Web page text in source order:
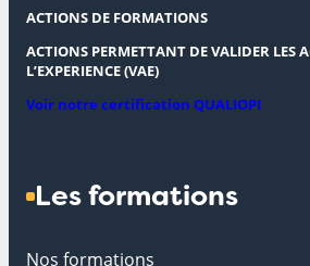
ACTIONS DE FORMATIONS
ACTIONS PERMETTANT DE VALIDER LES
L’EXPERIENCE (VAE)
Voir notre certification QUALIOPI
Les formations
Nos formations